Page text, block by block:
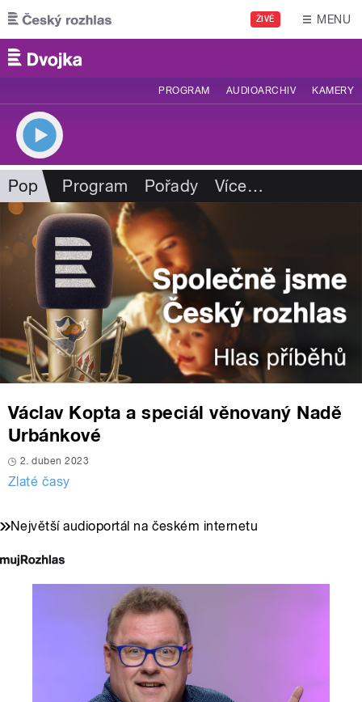
Přejít k hlavnímu obsahu
ŽIVĚ MENU
PROGRAM AUDIOARCHIV KAMERY
Pop Program Pořady Více…
Václav Kopta a speciál věnovaný Nadě
Urbánkové
2. duben 2023
Zlaté časy
Největší audioportál na českém internetu